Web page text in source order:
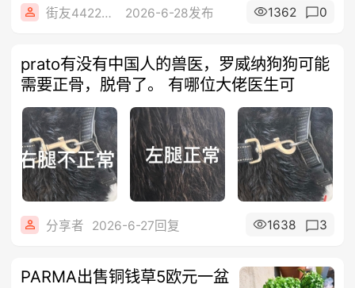
街友44222888 2026-6-28发布 1362 0
prato有没有中国人的兽医，罗威纳狗狗可能
需要正骨，脱骨了。 有哪位大佬医生可
分享者 2026-6-27回复 1638 3
PARMA出售铜钱草5欧元一盆